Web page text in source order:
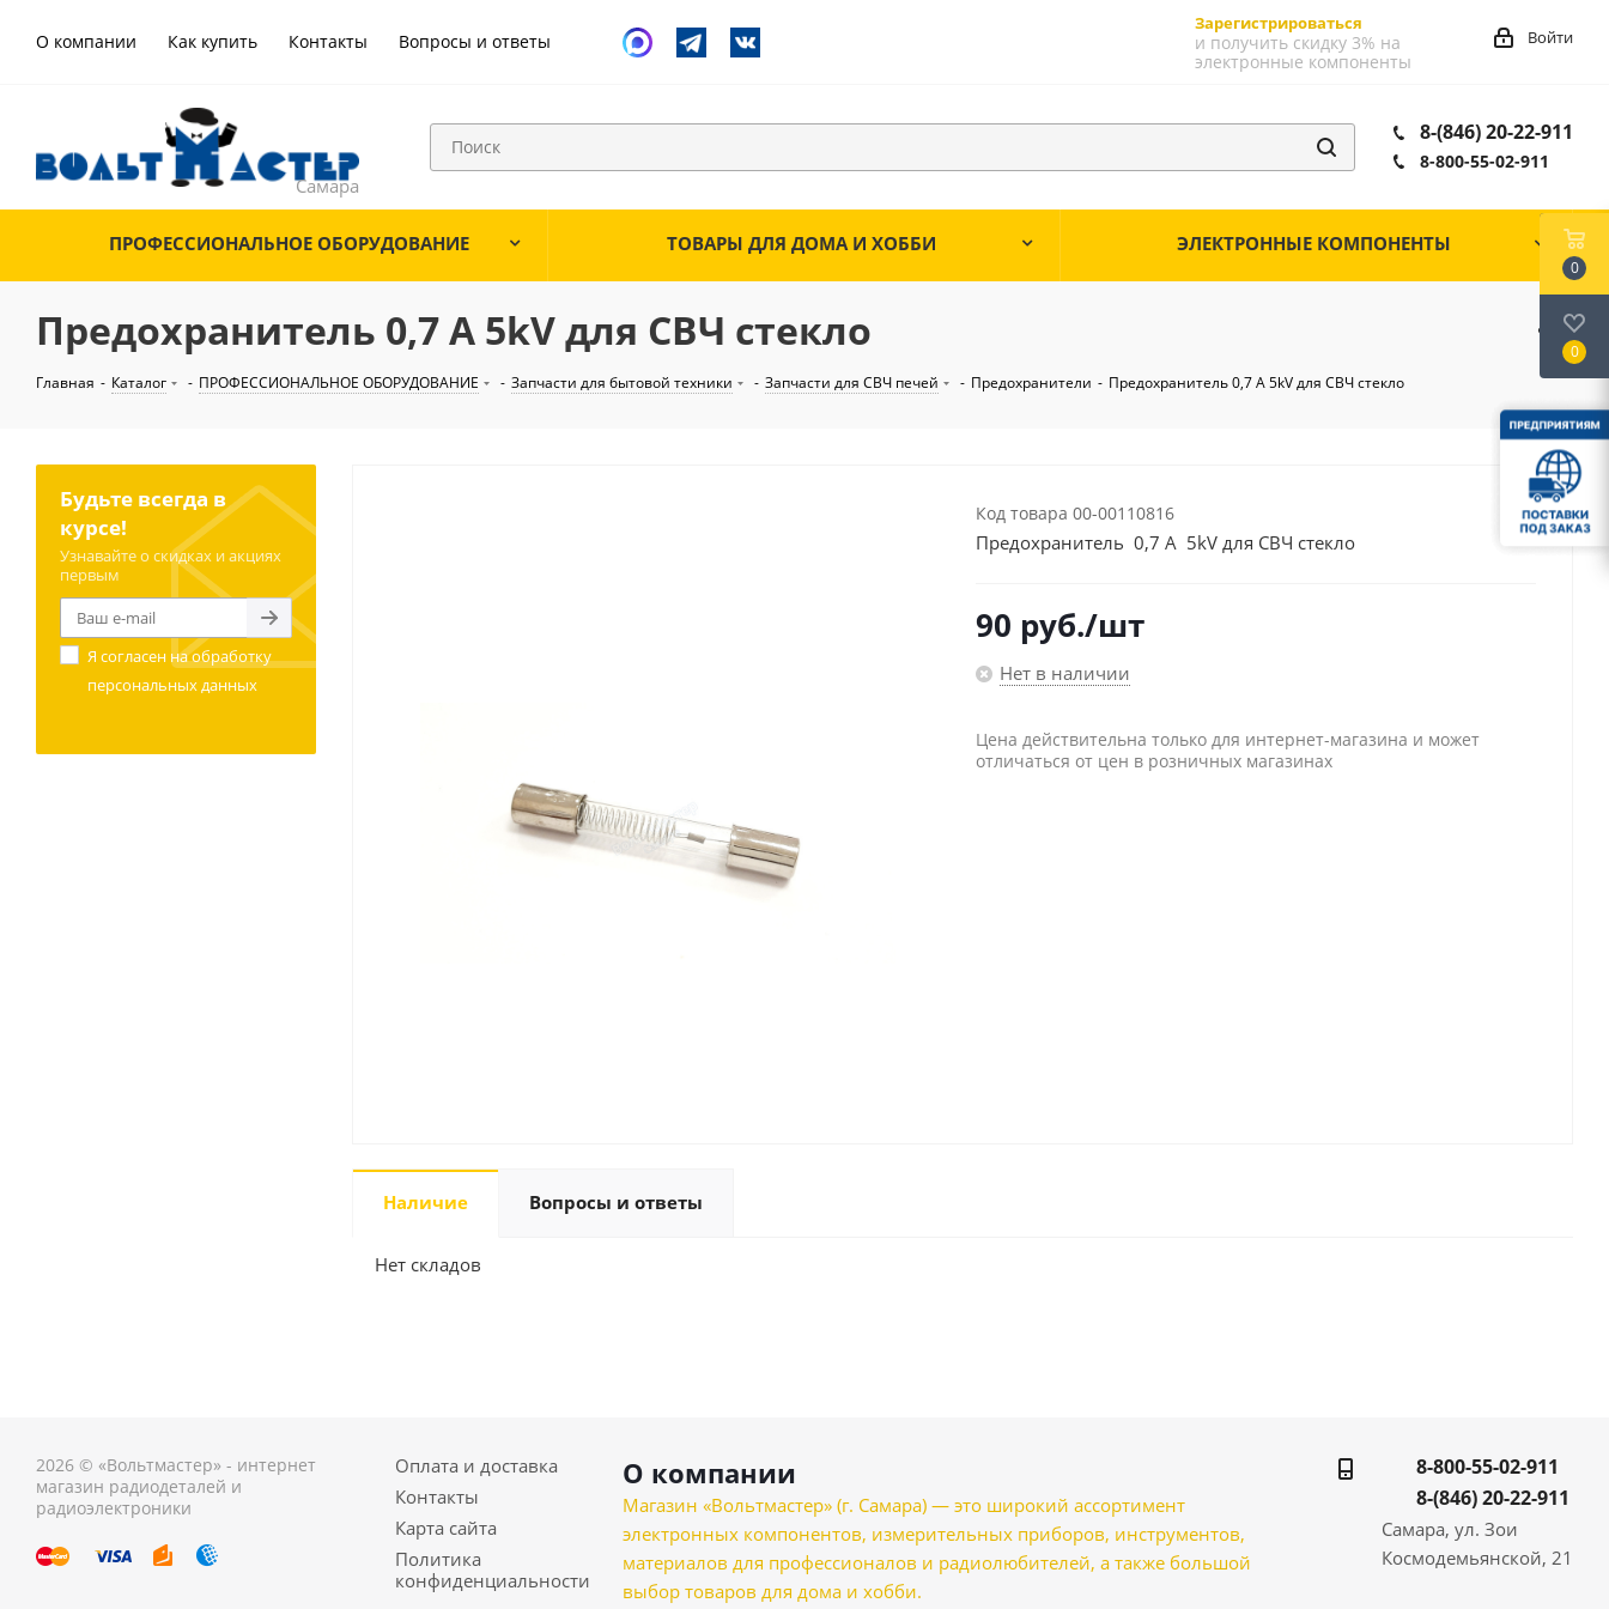
О компании Как купить Контакты Вопросы и ответы
Зарегистрироваться
и получить скидку 3% на
электронные компоненты
Войти
8-(846) 20-22-911
8-800-55-02-911
ПРОФЕССИОНАЛЬНОЕ ОБОРУДОВАНИЕ ТОВАРЫ ДЛЯ ДОМА И ХОББИ ЭЛЕКТРОННЫЕ КОМПОНЕНТЫ
Предохранитель 0,7 A 5kV для СВЧ стекло
Главная - Каталог - ПРОФЕССИОНАЛЬНОЕ ОБОРУДОВАНИЕ - Запчасти для бытовой техники - Запчасти для СВЧ печей - Предохранители - Предохранитель 0,7 A 5kV для СВЧ стекло
Код товара 00-00110816
Предохранитель 0,7 A 5kV для СВЧ стекло
90 руб./шт
Нет в наличии
Цена действительна только для интернет-магазина и может
отличаться от цен в розничных магазинах
Наличие Вопросы и ответы
Нет складов
Будьте всегда в
курсе!
Узнавайте о скидках и акциях
первым
Я согласен наобработку
персональных данных
2026 © «Вольтмастер» - интернет
магазин радиодеталей и
радиоэлектроники
Оплата и доставка
Контакты
Карта сайта
Политика
конфиденциальности
О компании
Магазин «Вольтмастер» (г. Самара) — это широкий ассортимент
электронных компонентов, измерительных приборов, инструментов,
материалов для профессионалов и радиолюбителей, а также большой
выбор товаров для дома и хобби.
8-800-55-02-911
8-(846) 20-22-911
Самара, ул. Зои
Космодемьянской, 21
0
0